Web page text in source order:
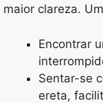
maior clareza.
Encontrar
Sentar-se
ereta,